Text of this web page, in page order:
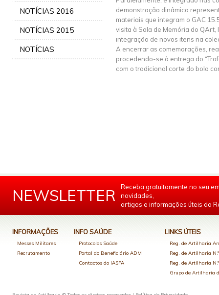
NOTÍCIAS 2016
NOTÍCIAS 2015
NOTÍCIAS
demonstração dinâmica
materiais que integram o GAC
visita à Sala de Memória do
integração de novos itens na
A encerrar as comemorações,
procedendo-se à entrega do
com o tradicional corte do bolo
NEWSLETTER
Receba gratuitamente no seu
novidades,
artigos e informações úteis da
INFORMAÇÕES
Messes Militares
Recrutamento
INFO SAÚDE
Protocolos Saúde
Portal do Beneficiário ADM
Contactos do IASFA
LINKS ÚTEIS
Reg. de Artilharia
Reg. de Artilharia
Reg. de Artilharia
Grupo de Artilharia